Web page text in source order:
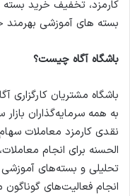
کارمزد، تخفیف خرید
بسته های آموزشی بهرمند
باشگاه آگاه چیست؟
باشگاه مشتریان کارگزاری
به همه سرمایه‌گذاران
نقدی کارمزد معاملات
الحسنه برای انجام
تحلیلی و بسته‌های
انجام فعالیت‌های